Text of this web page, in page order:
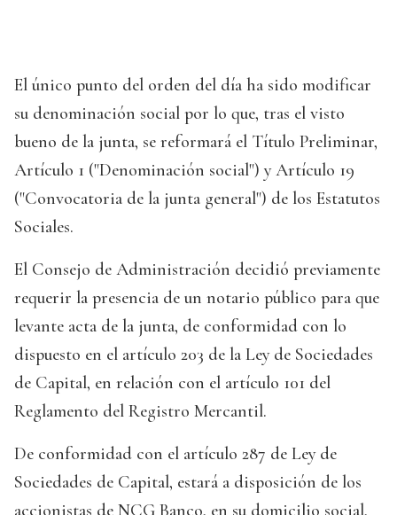
El único punto del orden del día ha sido modificar
su denominación social por lo que, tras el visto
bueno de la junta, se reformará el Título Preliminar,
Artículo 1 ("Denominación social") y Artículo 19
("Convocatoria de la junta general") de los Estatutos
Sociales.
El Consejo de Administración decidió previamente
requerir la presencia de un notario público para que
levante acta de la junta, de conformidad con lo
dispuesto en el artículo 203 de la Ley de Sociedades
de Capital, en relación con el artículo 101 del
Reglamento del Registro Mercantil.
De conformidad con el artículo 287 de Ley de
Sociedades de Capital, estará a disposición de los